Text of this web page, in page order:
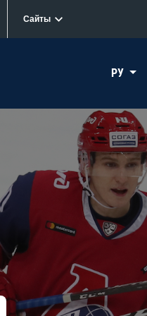
Сайты
РУ